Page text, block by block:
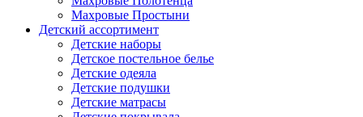
Махровые Простыни
Детский ассортимент
Детские наборы
Детское постельное белье
Детские одеяла
Детские подушки
Детские матрасы